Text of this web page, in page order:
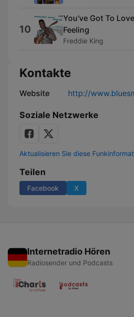
10
You've Got To
Feeling
Freddie King
Kontakte
Website http://
Soziale Netzwerke
Aktualisieren Sie diese
Teilen
Facebook X
Internetradio Hören
Radiosender und Podcasts